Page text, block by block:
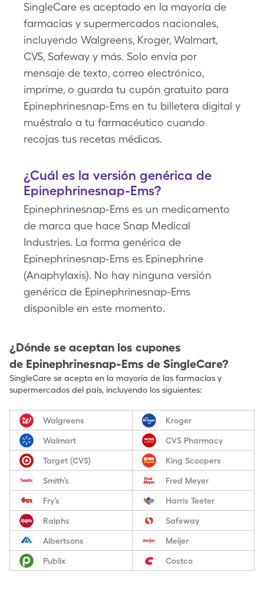
SingleCare es aceptado en la mayoría de
farmacias y supermercados nacionales,
incluyendo Walgreens, Kroger, Walmart,
CVS, Safeway y más. Solo envía por
mensaje de texto, correo electrónico,
imprime, o guarda tu cupón gratuito para
Epinephrinesnap-Ems en tu billetera digital y
muéstralo a tu farmacéutico cuando
recojas tus recetas médicas.
¿Cuál es la versión genérica de
Epinephrinesnap-Ems?
Epinephrinesnap-Ems es un medicamento
de marca que hace Snap Medical
Industries. La forma genérica de
Epinephrinesnap-Ems es Epinephrine
(Anaphylaxis). No hay ninguna versión
genérica de Epinephrinesnap-Ems
disponible en este momento.
¿Dónde se aceptan los cupones
de Epinephrinesnap-Ems de SingleCare?
SingleCare se acepta en la mayoría de las farmacias y
supermercados del país, incluyendo los siguientes:
Walgreens Kroger
Walmart CVS Pharmacy
Target (CVS) King Scoopers
Smith’s Fred Meyer
Fry’s Harris Teeter
Ralphs Safeway
Albertsons Meijer
Publix Costco